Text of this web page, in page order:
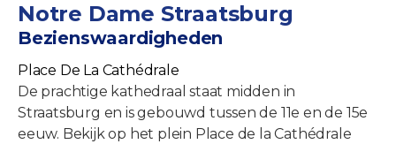
Notre Dame Straatsburg
Bezienswaardigheden
Place De La Cathédrale
De prachtige kathedraal staat midden in
Straatsburg en is gebouwd tussen de 11e en de 15e
eeuw. Bekijk op het plein Place de la Cathédrale